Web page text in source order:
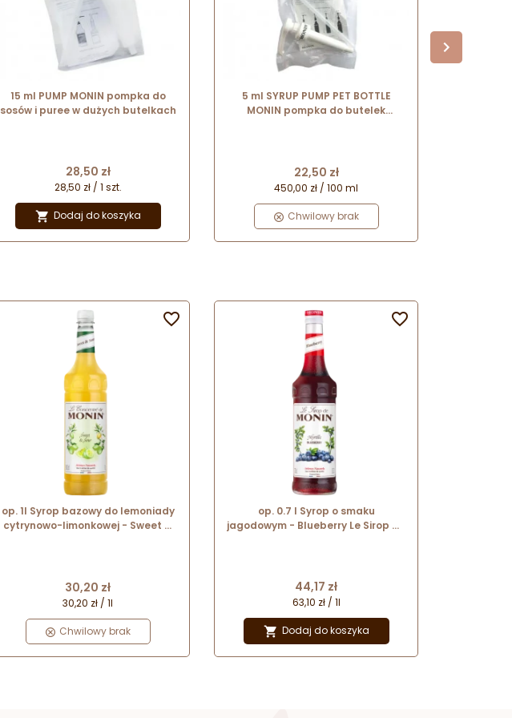
15 ml PUMP MONIN pompka do
sosów i puree w dużych butelkach
Cena
28,50 zł
28,50 zł / 1 szt.
 Dodaj do koszyka
5 ml SYRUP PUMP PET BOTTLE
MONIN pompka do butelek
Cena
22,50 zł
450,00 zł / 100 ml
Chwilowy brak
op. 1l Syrop bazowy do lemoniady
cytrynowo-limonkowej - Sweet &
Cena
30,20 zł
30,20 zł / 1l
Chwilowy brak

op. 0.7 l Syrop o smaku
jagodowym - Blueberry Le Sirop de
Cena
44,17 zł
63,10 zł / 1l
 Dodaj do koszyka
